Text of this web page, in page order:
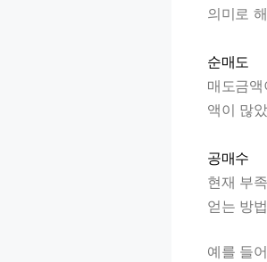
의미로
순매도
매도금
액이 많
공매수
현재 부
얻는 방
예를 들